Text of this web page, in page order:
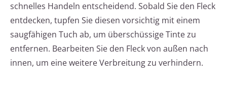
schnelles Handeln entscheidend. Sobald Sie den Fleck
entdecken, tupfen Sie diesen vorsichtig mit einem
saugfähigen Tuch ab, um überschüssige Tinte zu
entfernen. Bearbeiten Sie den Fleck von außen nach
innen, um eine weitere Verbreitung zu verhindern.